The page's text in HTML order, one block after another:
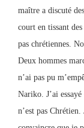
maître a discuté
court en tissant
pas chrétiennes.
Deux hommes
n’ai pas pu
Nariko. J’ai
n’est pas Chrétien.